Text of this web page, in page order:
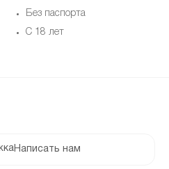
Без паспорта
С 18 лет
Написать нам